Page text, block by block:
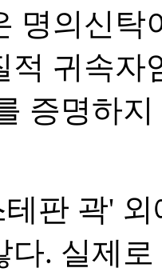
명의신탁
적 귀속
증명하
판 곽'
다. 실제